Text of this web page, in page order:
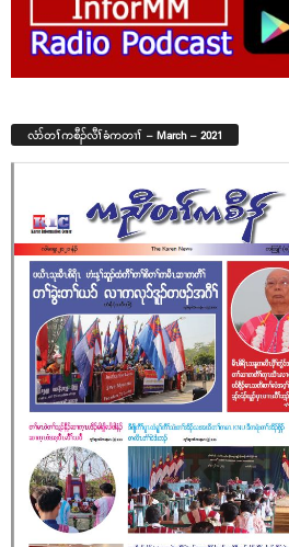
လံာ်တၢ်ကစီၣ်လီၢ်ခံကတၢၢ် – March – 2021